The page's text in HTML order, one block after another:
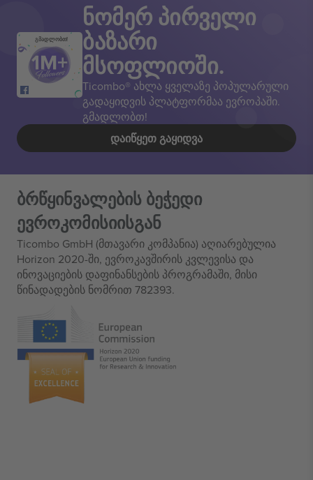
გმადლობთ!
ნომერ პირველი
ბაზარი
მსოფლიოში.
Ticombo® ახლა ყველაზე პოპულარული
გადაყიდვის პლატფორმაა ევროპაში.
გმადლობთ!
ᲓᲐᲘᲬᲧᲔᲗ ᲒᲐᲧᲘᲓᲕᲐ
ბრწყინვალების ბეჭედი
ევროკომისიისგან
Ticombo GmbH (მთავარი კომპანია) აღიარებულია
Horizon 2020-ში, ევროკავშირის კვლევისა და
ინოვაციების დაფინანსების პროგრამაში, მისი
წინადადების ნომრით 782393.